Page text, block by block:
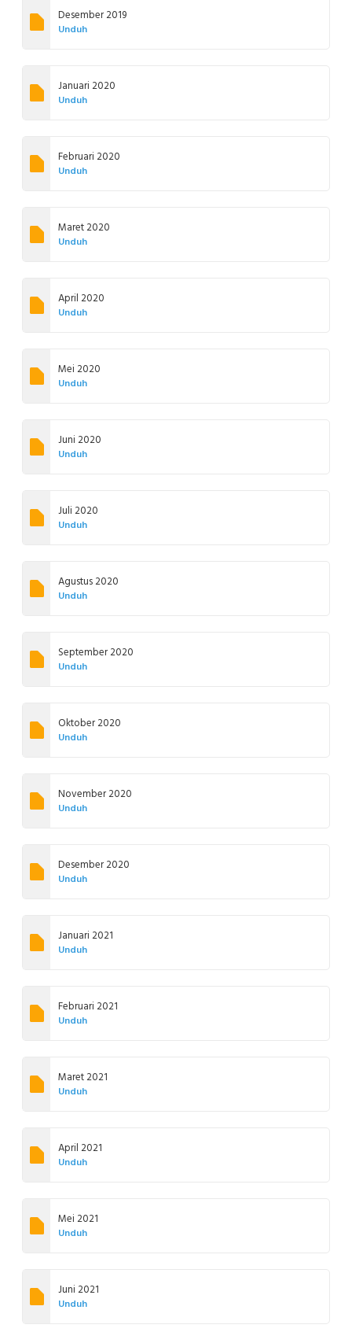
Desember 2019
Unduh
Januari 2020
Unduh
Februari 2020
Unduh
Maret 2020
Unduh
April 2020
Unduh
Mei 2020
Unduh
Juni 2020
Unduh
Juli 2020
Unduh
Agustus 2020
Unduh
September 2020
Unduh
Oktober 2020
Unduh
November 2020
Unduh
Desember 2020
Unduh
Januari 2021
Unduh
Februari 2021
Unduh
Maret 2021
Unduh
April 2021
Unduh
Mei 2021
Unduh
Juni 2021
Unduh